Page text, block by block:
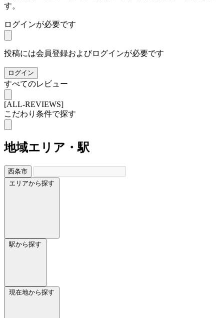
す。
ログインが必要です
投稿には会員登録およびログインが必要です
ログイン
すべてのレビュー
[ALL-REVIEWS]
こだわり条件で探す
地域エリア・駅
西条市
エリアから探す
駅から探す
現在地から探す